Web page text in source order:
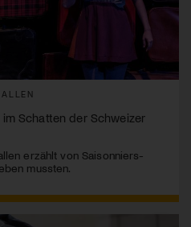
im Schatten der Schweizer
erzählt von Saisonniers-
mussten.